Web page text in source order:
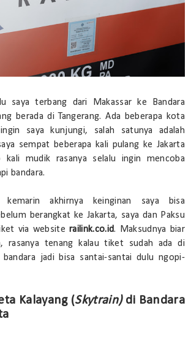
saya terbang dari Makassar ke Bandara
berada di Tangerang. Ada beberapa kota
saya kunjungi, salah satunya adalah
sempat beberapa kali pulang ke Jakarta
kali mudik rasanya selalu ingin mencoba
bandara.
kemarin akhirnya keinginan saya bisa
berangkat ke Jakarta, saya dan Paksu
via websiterailink.co.id. Maksudnya biar
rasanya tenang kalau tiket sudah ada di
bandara jadi bisa santai-santai dulu ngopi-
Kalayang (Skytrain)di Bandara